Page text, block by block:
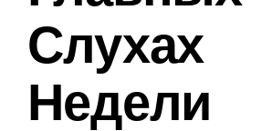
Слухах
Недели